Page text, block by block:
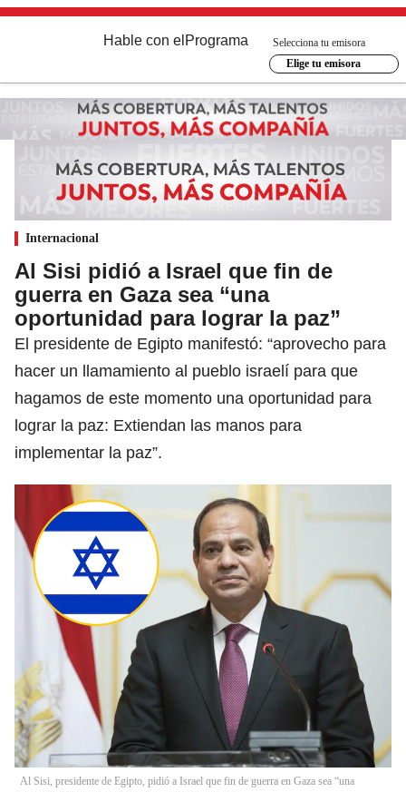
Hable con el Programa
Selecciona tu emisora
Elige tu emisora
Internacional
Al Sisi pidió a Israel que fin de
guerra en Gaza sea “una
oportunidad para lograr la paz”
El presidente de Egipto manifestó: “aprovecho para
hacer un llamamiento al pueblo israelí para que
hagamos de este momento una oportunidad para
lograr la paz: Extiendan las manos para
implementar la paz”.
Al Sisi, presidente de Egipto, pidió a Israel que fin de guerra en Gaza sea “una